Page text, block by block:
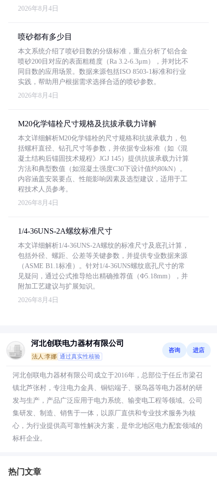
2026年8月4日
喷砂都有多少目
本文系统介绍了喷砂目数的分级标准，重点分析了铝合金
喷砂200目对应的表面粗糙度（Ra 3.2-6.3μm），并对比不
同目数的应用场景。数据来源包括ISO 8503-1标准和行业
实践，帮助用户根据需求选择合适的喷砂参数。
2026年8月4日
M20化学锚栓尺寸规格及抗拔承载力详解
本文详细解析M20化学锚栓的尺寸规格和抗拔承载力，包
括螺杆直径、钻孔尺寸等参数，并依据专业标准（如《混
凝土结构后锚固技术规程》JGJ 145）提供抗拔承载力计算
方法和典型数值（如混凝土强度C30下设计值约80kN）。
内容涵盖安装要点、性能影响因素及选型建议，适用于工
程技术人员参考。
2026年8月4日
1/4-36UNS-2A螺纹标准尺寸
本文详细解析1/4-36UNS-2A螺纹的标准尺寸及底孔计算，
包括外径、螺距、公差等关键参数，并提供专业数据来源
（ASME B1.1标准）。针对1/4-36UNS螺纹底孔尺寸的常
见疑问，通过公式推导给出精确推荐值（Φ5.18mm），并
附加工艺建议与扩展知识。
2026年8月4日
河北创联电力器材有限公司
法人:李娜 通过真实性核验
咨询 进店
河北创联电力器材有限公司成立于2016年，总部位于任丘市梁召
镇北芦张村，专注电力金具、铜铝端子、驱鸟器等电力器材的研
发与生产，产品广泛应用于电力系统、输变电工程等领域。公司
集研发、制造、销售于一体，以原厂直供和专业技术服务为核
心，为行业提供高可靠性解决方案，是华北地区电力配套领域的
标杆企业。
热门文章